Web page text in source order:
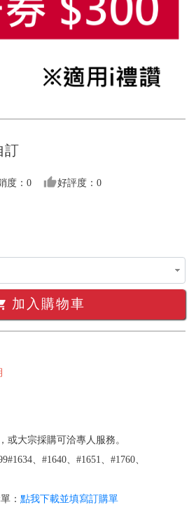
訂
度：0 thumb_up好評度：0
加入購物車
或大宗採購可洽專人服務。
、#1640、#1651、#1760、
： 點我下載並填寫訂購單